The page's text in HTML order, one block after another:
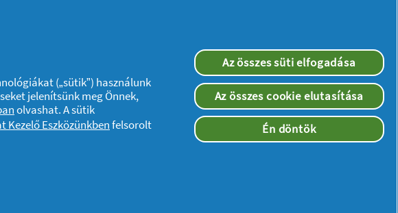
Kövessen minket:
(„sütik”) használunk
jelenítsünk meg Önnek,
olvashat. A sütik
Eszközünkbenfelsorolt
Az összes süti elfogadása
Az összes cookie elutasítása
Én döntök